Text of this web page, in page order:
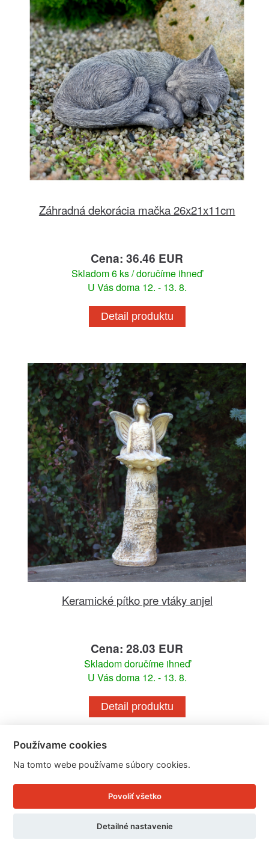
Záhradná dekorácia mačka 26x21x11cm
Cena: 36.46 EUR
Skladom 6 ks / doručíme ihneď
U Vás doma 12. - 13. 8.
Detail produktu
Keramické pítko pre vtáky anjel
Cena: 28.03 EUR
Skladom doručíme ihneď
U Vás doma 12. - 13. 8.
Detail produktu
Používame cookies
Na tomto webe používame súbory cookies.
Povoliť všetko
Detailné nastavenie